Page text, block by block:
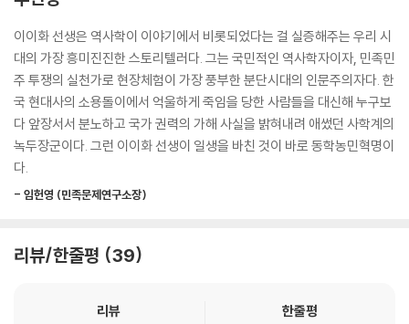
들은 이 격문을 품에 감추고 골골을 뛰어다녔다.
--- p.127
흰옷을 입고 푸른 죽창을 꼬나든 농민군의 모습에 “일어나면 백산이요, 앉
으면 죽산”이라는 말이 생겨났다. 농민군이 일제히 일어서면 흰 구름을 뭉
친 듯했고 앉아 있으면 푸른 죽창이 빽빽했던 것이다. 들썩이는 농민군의
열기는 작은 백산을 들어 옮길 것만 같았다. 먼저 백산의 지휘부에서는 거
사 동기를 간단명료하게 밝힌 격문을 다시 사방에 돌렸다.
호남 지방을 중심으로 전개된 집강소는 수령들을 보조 또는 협조자로 끌어
세도가들이 벌인 중앙의 수탈과 수령·벼슬아치·구실아치의 부정을 척결하
새로운 세상을 꿈꾼 민초들의 혁명사
근대사의 여명을 밝히는 횃불이 타오르다!
1894년 동학농민혁명은 단순한 민란이 아니라 우리 근대사의 여명을 밝
히는 상징이었다. 탐관오리의 수탈에 시달리던 농민들은 전라도 고부군수
조병갑의 가렴주구에 맞서 민란을 일으켰다. 이 고부 민란이 도화선이 되
어 전국으로 확산된 동학농민혁명은 일부 특권층의 토지 소유 및 농업 생
산의 독점과 인간의 존엄성을 짓밟는 신분 차별을 타파하고자 “사람이 하
비·백정 등이 주도한 아래로부터의 혁명이었다. 나아가 이를 빌미로 농민
이었다. 비록 실패로 끝났지만 인간 평등을 추구하고 자주 국가를 건설하
려는 동학농민혁명 정신은 3·1혁명으로 계승되었고 나아가 4·19혁명, 5·1
이이화 선생은 역사학이 이야기에서 비롯되었다는 걸 실증해주는 우리 시
대의 가장 흥미진진한 스토리텔러다. 그는 국민적인 역사학자이자, 민족민
주 투쟁의 실천가로 현장체험이 가장 풍부한 분단시대의 인문주의자다. 한
국 현대사의 소용돌이에서 억울하게 죽임을 당한 사람들을 대신해 누구보
다 앞장서서 분노하고 국가 권력의 가해 사실을 밝혀내려 애썼던 사학계의
녹두장군이다. 그런 이이화 선생이 일생을 바친 것이 바로 동학농민혁명이
다.
- 임헌영 (민족문제연구소장)
리뷰/한줄평 39
리뷰 한줄평